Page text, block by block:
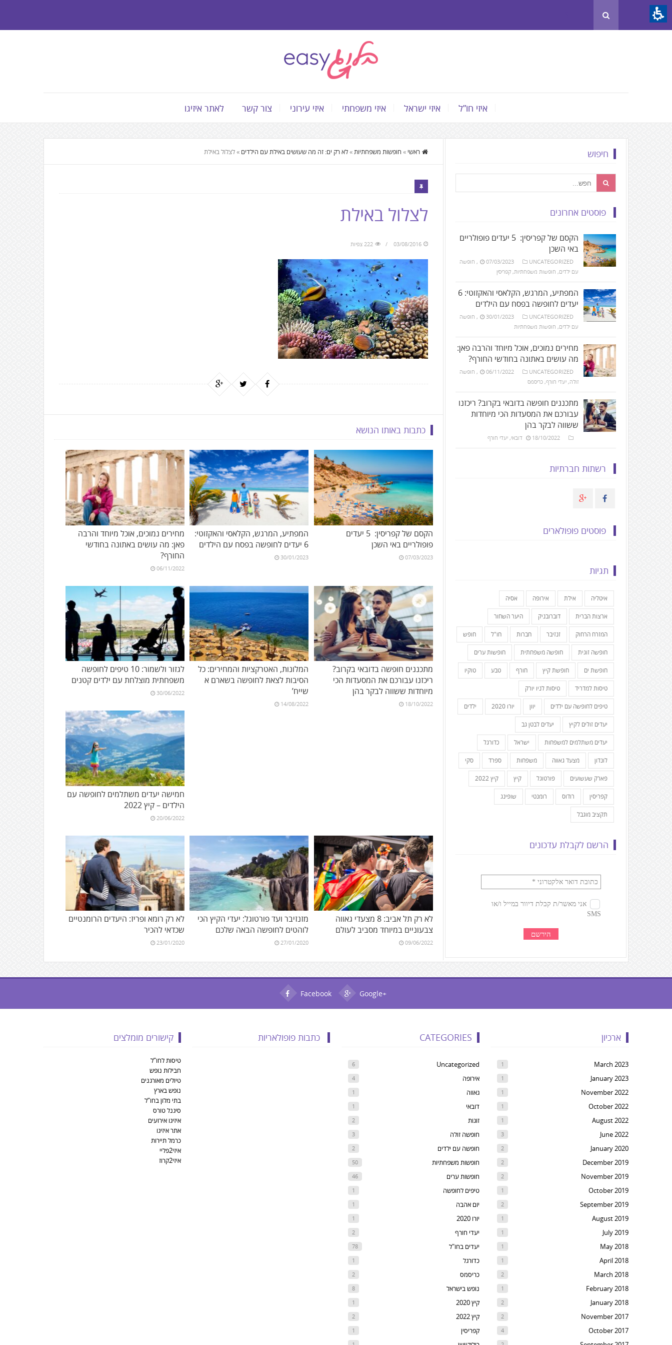
The
beginning
to
the
main
Content
איזי חו”ל איזי ישראל איזי משפחתי איזי עירוני צור קשר לאתר איזיגו
Enter
area
ראשי » חופשות משפחתיות»לא רק ים: זה מה שעושים באילת עם הילדים »לצלול באילת
לצלול באילת
03/08/2016 222 צפיות
כתבות באותו הנושא
הקסם של קפריסין: 5 יעדים
פופולריים באי השכן
07/03/2023
המפתיע, המרגש, הקלאסי והאקזוטי:
6 יעדים לחופשה בפסח עם הילדים
30/01/2023
מחירים נמוכים, אוכל מיוחד והרבה
פאן: מה עושים באתונה בחודשי
החורף?
06/11/2022
מתכננים חופשה בדובאי בקרוב?
ריכזנו עבורכם את המסעדות הכי
מיוחדות ששווה לבקר בהן
18/10/2022
המלונות, האטרקציות והמחירים: כל
הסיבות לצאת לחופשה בשארם א
שייח’
14/08/2022
לגזור ולשמור: 10 טיפים לחופשה
משפחתית מוצלחת עם ילדים קטנים
30/06/2022
חמישה יעדים משתלמים לחופשה עם
הילדים – קיץ 2022
20/06/2022
לא רק תל אביב: 8 מצעדי גאווה
צבעוניים במיוחד מסביב לעולם
09/06/2022
מזנזיבר ועד פורטוגל: יעדי הקיץ הכי
לוהטים לחופשה הבאה שלכם
27/01/2020
לא רק רומא ופריז: היעדים הרומנטיים
שכדאי להכיר
23/01/2020
חיפוש
פוסטים אחרונים
הקסם של קפריסין: 5 יעדים פופולריים
באי השכן
07/03/2023 UNCATEGORIZED
, חופשה
עם ילדים, חופשות משפחתיות,קפריסין
המפתיע, המרגש, הקלאסי והאקזוטי: 6
יעדים לחופשה בפסח עם הילדים
30/01/2023 UNCATEGORIZED
, חופשה
עם ילדים, חופשות משפחתיות
מחירים נמוכים, אוכל מיוחד והרבה פאן:
מה עושים באתונה בחודשי החורף?
06/11/2022 UNCATEGORIZED
, חופשה
זולה,יעדי חורף,כריסמס
מתכננים חופשה בדובאי בקרוב? ריכזנו
עבורכם את המסעדות הכי מיוחדות
ששווה לבקר בהן
18/10/2022 דובאי,יעדי חורף
רשתות חברתיות
פוסטים פופולארים
תגיות
איטליה אילת אירופה אסיה
ארצות הברית דוברובניק היער השחור
המזרח הרחוק זנזיבר חברות חו"ל חופש
חופשה זוגית חופשה משפחתית חופשות ערים
חופשת ים חופשת קיץ חורף טבע טוקיו
טיסות למדריד טיסות לניו יורק
טיפים לחופשה עם ילדים יוון יורו 2020 ילדים
יעדים זולים לקיץ יעדים לבטן גב
יעדים משתלמים למשפחות ישראל כדורגל
לונדון מצעד גאווה משפחות ספרד סקי
פארק שעשועים פורטוגל קיץ קיץ 2022
קפריסין רודוס רומנטי שופינג
תקציב מוגבל
הרשם לקבלת עדכונים
Facebook Google+
קישורים מומלצים
טיסות לחו”ל
חבילות נופש
טיולים מאורגנים
נופש בארץ
בתי מלון בחו”ל
סיגנל טורס
איזיגו אירועים
אתר איזיגו
כרמל תיירות
איזי2פליי
איזי2קרוז
כתבות פופולאריות CATEGORIES
Uncategorized
6
אירופה 4
גאווה 1
דובאי 1
זוגות 2
חופשה זולה 3
חופשה עם ילדים 2
חופשות משפחתיות 50
חופשות ערים 46
טיפים לחופשה 1
יום אהבה 1
יורו 2020 1
יעדי חורף 2
יעדים בחו"ל 78
כדורגל 1
כריסמס 2
נופש בישראל 8
קיץ 2020 1
קיץ 2022 2
קפריסין 1
ארכיון
March 2023
1
January 2023
1
November 2022
1
October 2022
1
August 2022
1
June 2022
3
January 2020
2
December 2019
2
November 2019
2
October 2019
1
September 2019
2
August 2019
1
July 2019
1
May 2018
1
April 2018
1
March 2018
2
February 2018
1
January 2018
2
November 2017
2
October 2017
4